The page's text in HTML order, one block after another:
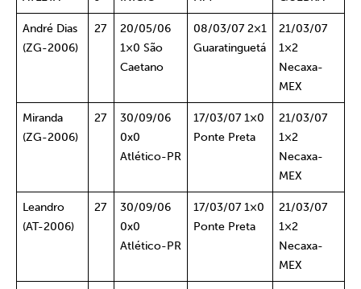
André Dias
(ZG-2006)
27
20/05/06
1×0 São
Caetano
08/03/07 2×1
Guaratinguetá
21/03/07
1×2
Necaxa-
MEX
Miranda
(ZG-2006)
27
30/09/06
0x0
Atlético-PR
17/03/07 1×0
Ponte Preta
21/03/07
1×2
Necaxa-
MEX
Leandro
(AT-2006)
27
30/09/06
0x0
Atlético-PR
17/03/07 1×0
Ponte Preta
21/03/07
1×2
Necaxa-
MEX